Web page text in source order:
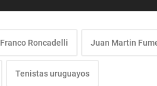
Franco Roncadelli Juan Martin
Tenistas uruguayos